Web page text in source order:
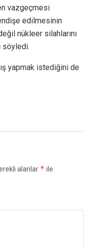
vazgeçmesi
edilmesinin
nükleer silahlarını
söyledi.
yapmak istediğini de
alanlar * ile